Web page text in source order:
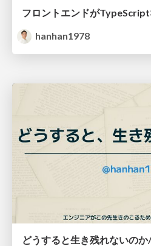
hanhan1978
どうすると生き残れないの